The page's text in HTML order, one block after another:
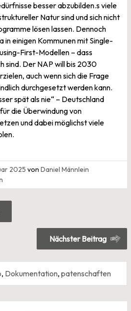
besser abzubilden.s viele
Natur sind und sich nicht
lösen lassen. Dennoch
in einigen Kommunen mit Single-
First-Modellen – dass
sind. Der NAP will bis 2030
auch wenn sich die Frage
durchgesetzt werden kann.
spät als nie“ – Deutschland
die Überwindung von
und dabei möglichst viele
2025 von Daniel Männlein
Nächster Beitrag
, Dokumentation, patenschaften